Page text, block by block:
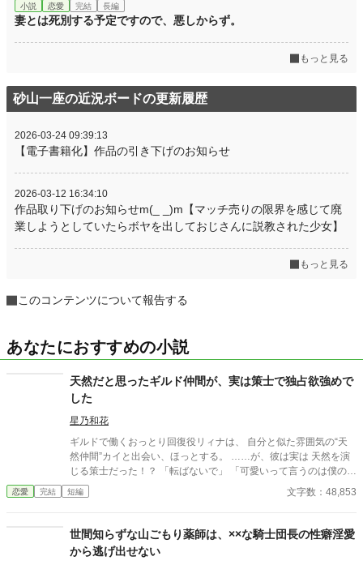
小説 恋愛 完結 長編
妻とは死別する予定ですので、悪しからず。
もっと見る
砂山一座の近況ボードの更新履歴
2026-03-24 09:39:13
【電子書籍化】作品の引き下げのお知らせ
2026-03-12 16:34:10
作品取り下げのお知らせm(_ _)m【マッチ売りの限界を感じて廃
業しようとしていたらボヤを出しておじさんに説教された少女】
もっと見る
このコンテンツについて報告する
あなたにおすすめの小説
天然だと思ったギルド仲間が、実は策士で独占欲強めで
した
星乃和花
ギルドで働くおっとり回復役リィナは、 自分と似た雰囲気の“天
然仲間”カイと出会い、ほっとする。 ……が、彼は実は 天然を演
じる策士だった！？ 「転ばないで」 「可愛いって言うのは僕の役
目」 「固定回復役だから。僕の」 優しいのに過保護。 仲間のは
ずなのに距離が近い。 しかも噂はいつの間にか——「軍師(彼)が
に負けていくカイの、 コメディ強めの甘々ギルド恋愛、開幕！
「遅いままでいい――置いていかないから。」 ⭐︎完結済ー本編8話
＋後日談7話⭐︎
恋愛 完結 短編 文字数：48,853
世間知らずな山ごもり薬師は、××な騎士団長の性癖淫愛
から逃げ出せない